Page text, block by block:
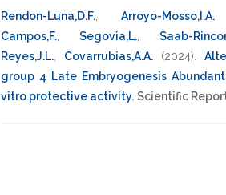
Rendon-Luna,D.F. ,Arroyo-Mosso,I.A.
Campos,F.
Segovia,L. Saab-
Reyes,J.L.
Covarrubias,A.A. (2024)
group 4 Late Embryogenesis
vitro protective activity. Scientific